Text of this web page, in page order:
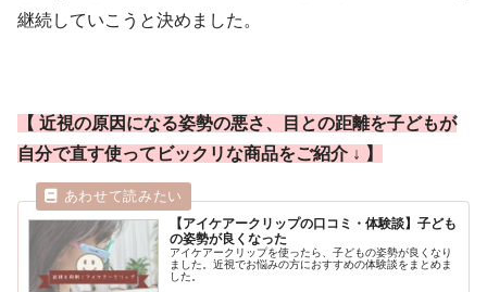
継続していこうと決めました。
【 近視の原因になる姿勢の悪さ、目との距離を子どもが
自分で直す使って ビックリな商品をご紹介 ↓ 】
【アイケアークリップの口コミ・体験談】子ども
の姿勢が良くなった
アイケアークリップを使ったら、子どもの姿勢が良くなり
ました。近視でお悩みの方におすすめの体験談をまとめま
した。